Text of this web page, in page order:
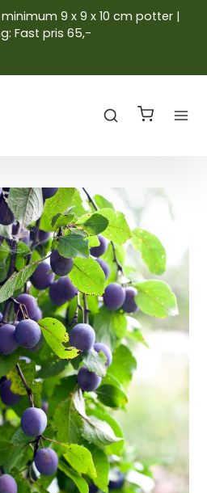
9 x 9 x 10 cm potter |
Fast pris 65,-